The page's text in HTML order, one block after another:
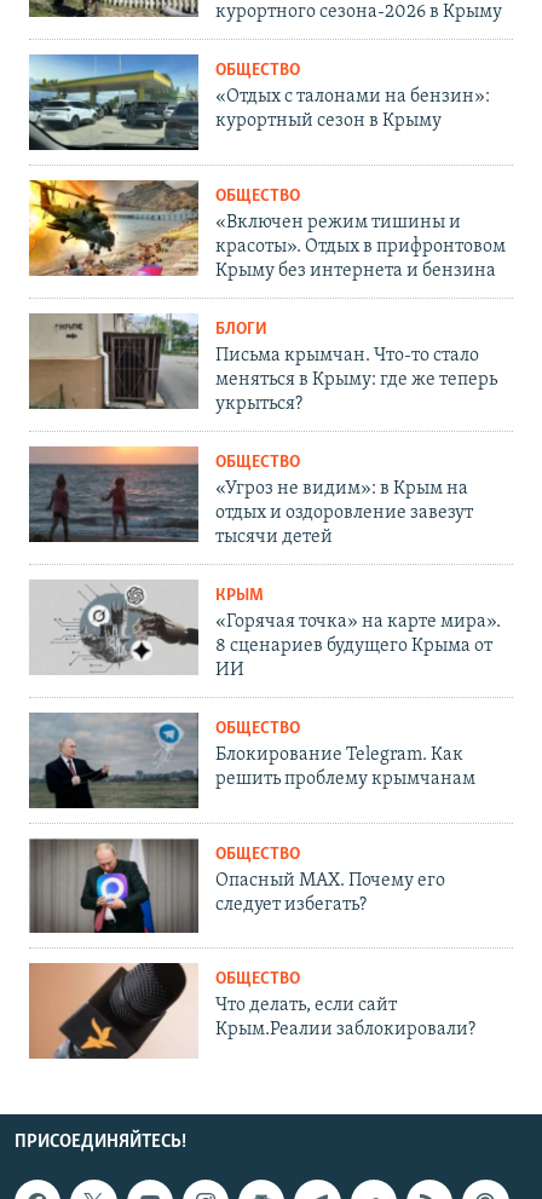
курортного сезона-2026 в Крыму
ОБЩЕСТВО
«Отдых с талонами на бензин»:
курортный сезон в Крыму
ОБЩЕСТВО
«Включен режим тишины и
красоты». Отдых в прифронтовом
Крыму без интернета и бензина
БЛОГИ
Письма крымчан. Что-то стало
меняться в Крыму: где же теперь
укрыться?
ОБЩЕСТВО
«Угроз не видим»: в Крым на
отдых и оздоровление завезут
тысячи детей
КРЫМ
«Горячая точка» на карте мира».
8 сценариев будущего Крыма от
ИИ
ОБЩЕСТВО
Блокирование Telegram. Как
решить проблему крымчанам
ОБЩЕСТВО
Опасный MAX. Почему его
следует избегать?
ОБЩЕСТВО
Что делать, если сайт
Крым.Реалии заблокировали?
ПРИСОЕДИНЯЙТЕСЬ!